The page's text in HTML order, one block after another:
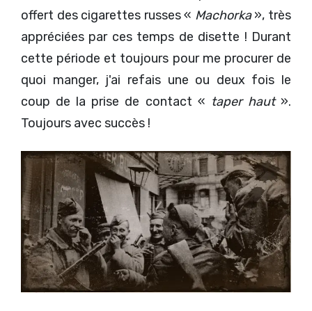
offert des cigarettes russes « Machorka», très
appréciées par ces temps de disette ! Durant
cette période et toujours pour me procurer de
quoi manger, j'ai refais une ou deux fois le
coup de la prise de contact « taper haut».
Toujours avec succès !